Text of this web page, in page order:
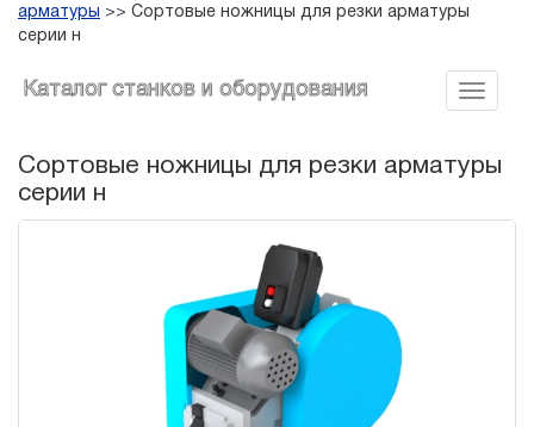
арматуры
>> Сортовые ножницы для резки арматуры
серии н
Каталог станков и оборудования
Сортовые ножницы для резки арматуры
серии н